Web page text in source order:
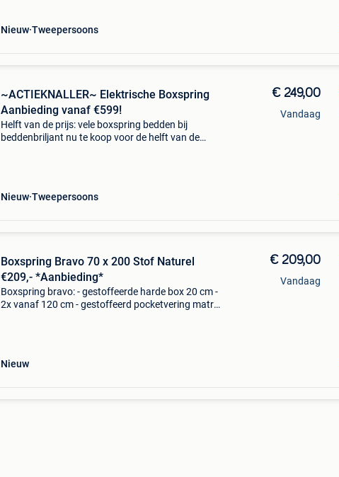
Nieuw Tweepersoons
~ACTIEKNALLER~ Elektrische Boxspring
Aanbieding vanaf €599!
Helft van de prijs: vele boxspring bedden bij
beddenbriljant nu te koop voor de helft van de
Nieuw Tweepersoons
€ 249,00
Vandaag
Boxspring Bravo 70 x 200 Stof Naturel
€209,- *Aanbieding*
Boxspring bravo: - gestoffeerde harde box 20 cm -
2x vanaf 120 cm - gestoffeerd pocketvering matras
Nieuw
€ 209,00
Vandaag